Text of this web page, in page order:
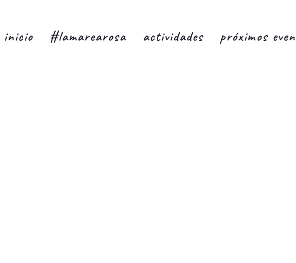
inicio #lamarearosa actividades próximos